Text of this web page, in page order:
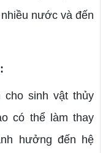
nước và đến
cho sinh vật thủy
có thể làm thay
hưởng đến hệ